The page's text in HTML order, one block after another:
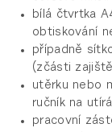
bílá čtvrtka
obtiskování
případně
(zčásti
utěrku nebo
ručník na
pracovní